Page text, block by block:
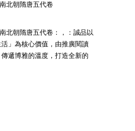
北朝隋唐五代卷
北朝隋唐五代卷：，：誠品以
活」為核心價值，由推廣閱讀
遞博雅的溫度，打造全新的